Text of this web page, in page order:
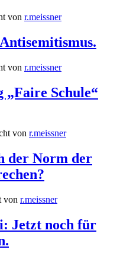
von r.meissner
von r.meissner
Schule“
von r.meissner
der Norm der
von r.meissner
Jetzt noch für